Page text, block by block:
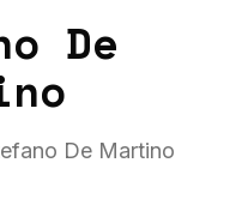
De
De Martino